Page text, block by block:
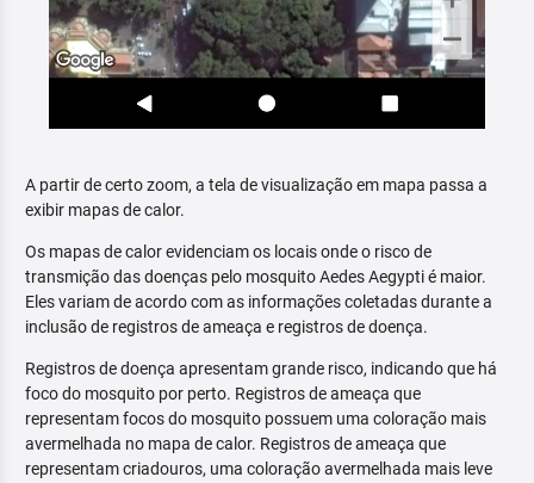
A partir de certo zoom, a tela de visualização em mapa passa a
exibir mapas de calor.
Os mapas de calor evidenciam os locais onde o risco de
transmição das doenças pelo mosquito Aedes Aegypti é maior.
Eles variam de acordo com as informações coletadas durante a
inclusão de registros de ameaça e registros de doença.
Registros de doença apresentam grande risco, indicando que há
foco do mosquito por perto. Registros de ameaça que
representam focos do mosquito possuem uma coloração mais
avermelhada no mapa de calor. Registros de ameaça que
representam criadouros, uma coloração avermelhada mais leve